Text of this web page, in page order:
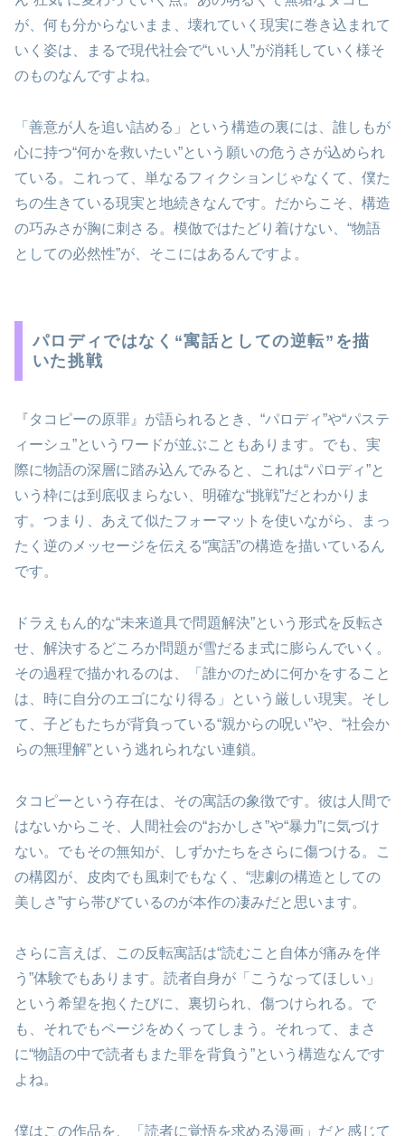
が、何も分からないまま、壊れていく現実に巻き込まれて
いく姿は、まるで現代社会で“いい人”が消耗していく様そ
のものなんですよね。
「善意が人を追い詰める」という構造の裏には、誰しもが
心に持つ“何かを救いたい”という願いの危うさが込められ
ている。これって、単なるフィクションじゃなくて、僕た
ちの生きている現実と地続きなんです。だからこそ、構造
の巧みさが胸に刺さる。模倣ではたどり着けない、“物語
としての必然性”が、そこにはあるんですよ。
パロディではなく“寓話としての逆転”を描
いた挑戦
『タコピーの原罪』が語られるとき、“パロディ”や“パステ
ィーシュ”というワードが並ぶこともあります。でも、実
際に物語の深層に踏み込んでみると、これは“パロディ”と
いう枠には到底収まらない、明確な“挑戦”だとわかりま
す。つまり、あえて似たフォーマットを使いながら、まっ
たく逆のメッセージを伝える“寓話”の構造を描いているん
です。
ドラえもん的な“未来道具で問題解決”という形式を反転さ
せ、解決するどころか問題が雪だるま式に膨らんでいく。
その過程で描かれるのは、「誰かのために何かをすること
は、時に自分のエゴになり得る」という厳しい現実。そし
て、子どもたちが背負っている“親からの呪い”や、“社会か
らの無理解”という逃れられない連鎖。
タコピーという存在は、その寓話の象徴です。彼は人間で
はないからこそ、人間社会の“おかしさ”や“暴力”に気づけ
ない。でもその無知が、しずかたちをさらに傷つける。こ
の構図が、皮肉でも風刺でもなく、“悲劇の構造としての
美しさ”すら帯びているのが本作の凄みだと思います。
さらに言えば、この反転寓話は“読むこと自体が痛みを伴
う”体験でもあります。読者自身が「こうなってほしい」
という希望を抱くたびに、裏切られ、傷つけられる。で
も、それでもページをめくってしまう。それって、まさ
に“物語の中で読者もまた罪を背負う”という構造なんです
よね。
僕はこの作品を、「読者に覚悟を求める漫画」だと感じて